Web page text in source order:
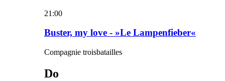
21:00
Buster, my love - »Le Lampenfieber«
Compagnie troisbatailles
Do